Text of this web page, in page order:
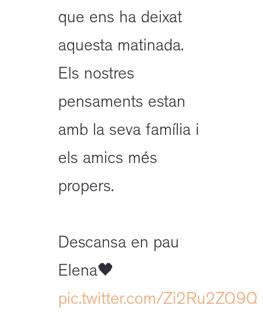
que ens ha deixat
aquesta matinada.
Els nostres
pensaments estan
amb la seva família i
els amics més
propers.
Descansa en pau
Elena🖤
pic.twitter.com/Zi2Ru2ZQ9Q